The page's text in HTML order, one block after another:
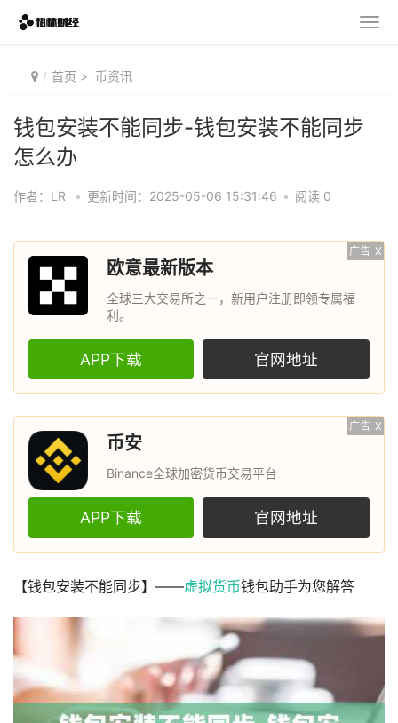
首页 > 币资讯
钱包安装不能同步-钱包安装不能同步
怎么办
作者：LR • 更新时间：2025-05-06 15:31:46 • 阅读 0
广告 X
欧意最新版本
全球三大交易所之一，新用户注册即领专属福
利。
APP下载 官网地址
广告 X
币安
Binance全球加密货币交易平台
APP下载 官网地址
【钱包安装不能同步】——虚拟货币钱包助手为您解答